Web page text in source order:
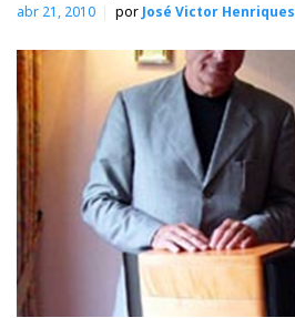
abr 21, 2010 por José Victor Henriques